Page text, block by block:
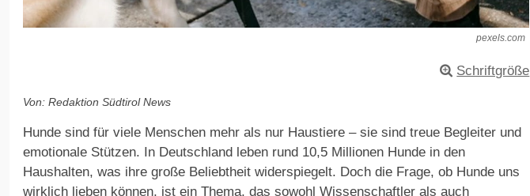
pexels.com
Schriftgröße
Von: Redaktion Südtirol News
Hunde sind für viele Menschen mehr als nur Haustiere – sie sind treue Begleiter und
emotionale Stützen. In Deutschland leben rund 10,5 Millionen Hunde in den
Haushalten, was ihre große Beliebtheit widerspiegelt. Doch die Frage, ob Hunde uns
wirklich lieben können, ist ein Thema, das sowohl Wissenschaftler als auch